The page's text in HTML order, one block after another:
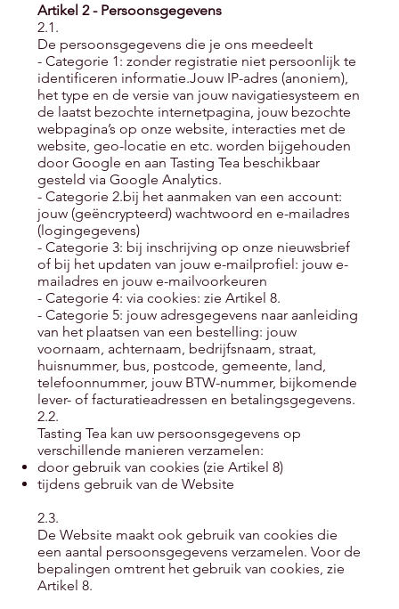
Artikel 2 - Persoonsgegevens
2.1.
De persoonsgegevens die je ons meedeelt
- Categorie 1: zonder registratie niet persoonlijk te
identificeren informatie.Jouw IP-adres (anoniem),
het type en de versie van jouw navigatiesysteem en
de laatst bezochte internetpagina, jouw bezochte
webpagina’s op onze website, interacties met de
website, geo-locatie en etc. worden bijgehouden
door Google en aan Tasting Tea beschikbaar
gesteld via Google Analytics.
- Categorie 2.bij het aanmaken van een account:
jouw (geëncrypteerd) wachtwoord en e-mailadres
(logingegevens)
- Categorie 3: bij inschrijving op onze nieuwsbrief
of bij het updaten van jouw e-mailprofiel: jouw e-
mailadres en jouw e-mailvoorkeuren
- Categorie 4: via cookies: zie Artikel 8.
- Categorie 5: jouw adresgegevens naar aanleiding
van het plaatsen van een bestelling: jouw
voornaam, achternaam, bedrijfsnaam, straat,
huisnummer, bus, postcode, gemeente, land,
telefoonnummer, jouw BTW-nummer, bijkomende
lever- of facturatieadressen en betalingsgegevens.
2.2.
Tasting Tea kan uw persoonsgegevens op
verschillende manieren verzamelen:
door gebruik van cookies (zie Artikel 8)
tijdens gebruik van de Website
2.3.
De Website maakt ook gebruik van cookies die
een aantal persoonsgegevens verzamelen. Voor de
bepalingen omtrent het gebruik van cookies, zie
Artikel 8.